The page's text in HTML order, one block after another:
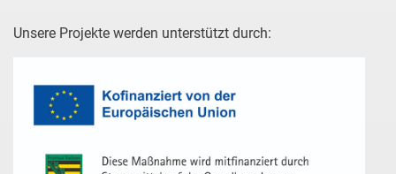
Unsere Projekte werden unterstützt durch: